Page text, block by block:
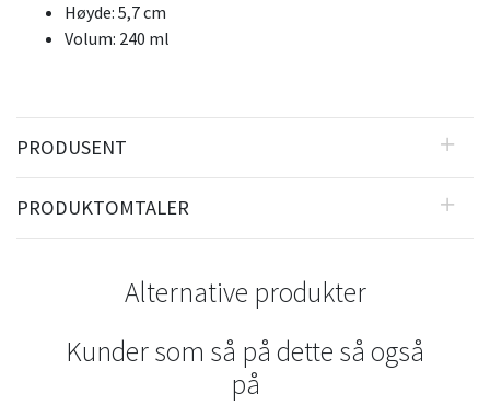
Høyde: 5,7 cm
Volum: 240 ml
PRODUSENT
PRODUKTOMTALER
Alternative produkter
Kunder som så på dette så også
på